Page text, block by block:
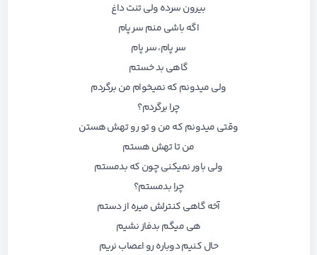
بیرون سرده ولی تنت داغ
اگه باشی منم سر پام
سر پام، سر پام
گاهی بد خستم
ولی میدونم که نمیخوام من برگردم
چرا برگردم؟
وقتی میدونم که من و تو رو تهش هستن
من تا تهش هستم
ولی باور نمیکنی چون که بدمستم
چرا بدمستم؟
آخه گاهی کنترلش میره از دستم
هی میگم بدفاز نشیم
حال کنیم دوباره رو اعصاب نریم